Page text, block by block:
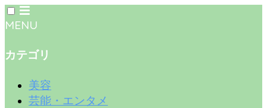
MENU
カテゴリ
美容
芸能・エンタメ